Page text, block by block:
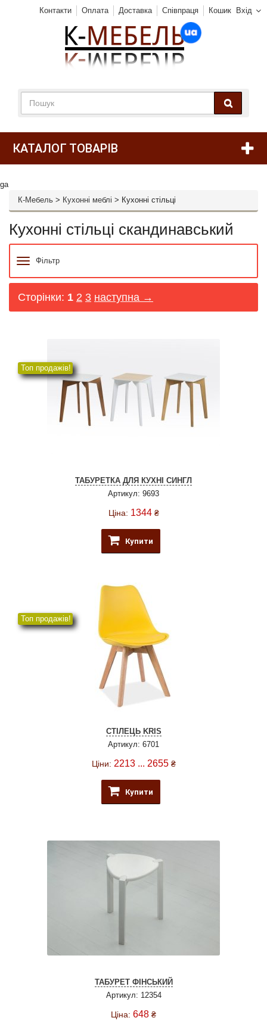
Вхід
Контакти Оплата Доставка Співпраця Кошик
КАТАЛОГ ТОВАРІВ
ga
К-Мебель > Кухонні меблі > Кухонні стільці
Кухонні стільці скандинавський
Фільтр
Сторінки: 1 2 3 наступна →
Топ продажів!
ТАБУРЕТКА ДЛЯ КУХНІ СИНГЛ
Артикул: 9693
Ціна: 1344 ₴
Купити
Топ продажів!
СТІЛЕЦЬ KRIS
Артикул: 6701
Ціни: 2213 ... 2655 ₴
Купити
ТАБУРЕТ ФІНСЬКИЙ
Артикул: 12354
Ціна: 648 ₴